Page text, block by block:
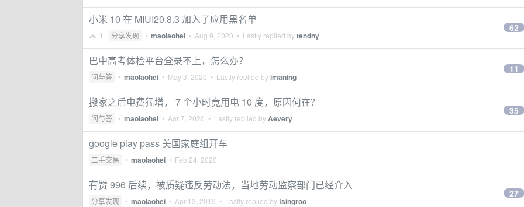
小米 10 在 MIUI20.8.3 加入了应用黑名单
1 分享发现 • maolaohei • Aug 9, 2020 • Lastly replied bytendny
62
巴中高考体检平台登录不上，怎么办？
问与答 • maolaohei • May 3, 2020 • Lastly replied byimaning
11
搬家之后电费猛增， 7 个小时竟用电 10 度，原因何在？
问与答 • maolaohei • Apr 7, 2020 • Lastly replied byAevery
35
google play pass 美国家庭组开车
二手交易 • maolaohei • Feb 24, 2020
有赞 996 后续，被质疑违反劳动法，当地劳动监察部门已经介入
分享发现 • maolaohei • Apr 13, 2019 • Lastly replied bytsingroo
27